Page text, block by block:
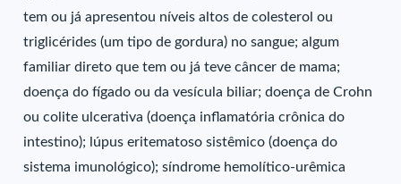
tem ou já apresentou níveis altos de colesterol ou
triglicérides (um tipo de gordura) no sangue; algum
familiar direto que tem ou já teve câncer de mama;
doença do fígado ou da vesícula biliar; doença de Crohn
ou colite ulcerativa (doença inflamatória crônica do
intestino); lúpus eritematoso sistêmico (doença do
sistema imunológico); síndrome hemolítico-urêmica